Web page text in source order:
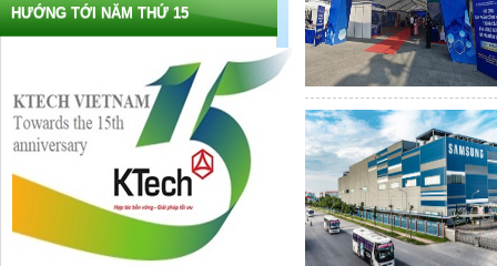
HƯỚNG TỚI NĂM THỨ 15